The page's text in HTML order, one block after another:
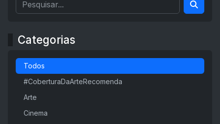
Categorias
Todos
#CoberturaDaArteRecomenda
Arte
Cinema